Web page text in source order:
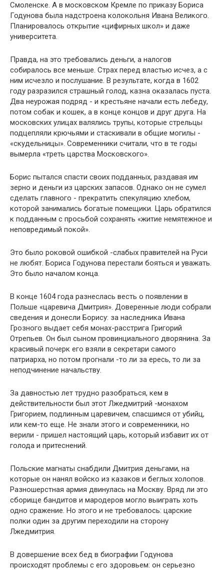
Смоленске. А в московском Кремле по приказу Бориса
Годунова была надстроена колокольня Ивана Великого.
Планировалось открытие «цифирных школ» и даже
университета.
Правда, на это требовались деньги, а налогов
собиралось все меньше. Страх перед властью исчез, а с
ним исчезло и послушание. В результате, когда в 1602
году разразился страшный голод, казна оказалась пуста.
Два неурожая подряд - и крестьяне начали есть лебеду,
потом собак и кошек, а в конце концов и друг друга. На
московских улицах валялись трупы, которые стрельцы
подцепляли крючьями и стаскивали в общие могилы -
«скудельницы». Современники считали, что в те годы
вымерла «треть царства Московского».
Борис пытался спасти своих подданных, раздавая им
зерно и деньги из царских запасов. Однако он не сумел
сделать главного - прекратить спекуляцию хлебом,
которой занимались богатые помещики. Царь обратился
к подданным с просьбой сохранять «житие немятежное и
неповредимый покой».
Это было роковой ошибкой -слабых правителей на Руси
не любят. Бориса Годунова перестали бояться и уважать.
Это было началом конца.
В конце 1604 года разнеслась весть о появлении в
Польше «царевича Дмитрия». Доверенные люди собрали
сведения и донесли Борису: за наследника Ивана
Грозного выдает себя монах-расстрига Григорий
Отрепьев. Он был сыном провинциального дворянина. За
красивый почерк его взяли в секретари самого
патриарха, но потом прогнали -то ли за ересь, то ли за
неподчинение начальству.
За давностью лет трудно разобраться, кем в
действительности был этот Лжедмитрий -монахом
Григорием, подлинным царевичем, спасшимся от убийц,
или кем-то еще. Не знали этого и современники, но
верили - пришел настоящий царь, который избавит их от
голода и притеснений.
Польские магнаты снабдили Дмитрия деньгами, на
которые он нанял войско из казаков и беглых холопов.
Разношерстная армия двинулась на Москву. Вряд ли это
сборище бандитов и мародеров могло выиграть хоть
одно сражение. Но этого и не требовалось: царские
полки один за другим переходили на сторону
Лжедмитрия.
В довершение всех бед в биографии Годунова
происходят проблемы с его здоровьем: он серьезно